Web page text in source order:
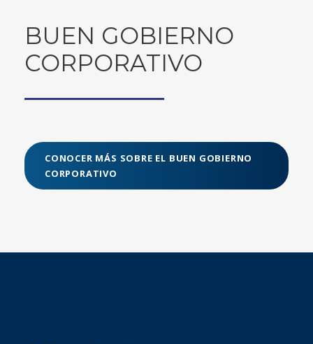
BUEN GOBIERNO
CORPORATIVO
CONOCER MÁS SOBRE EL BUEN GOBIERNO
CORPORATIVO